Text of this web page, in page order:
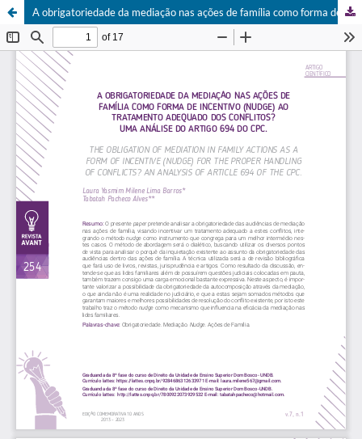
A obrigatoriedade da mediação nas ações de família como forma de incentivo (nudge) ao tratamento adequado dos conflitos? Uma análise do artigo 694 do CPC